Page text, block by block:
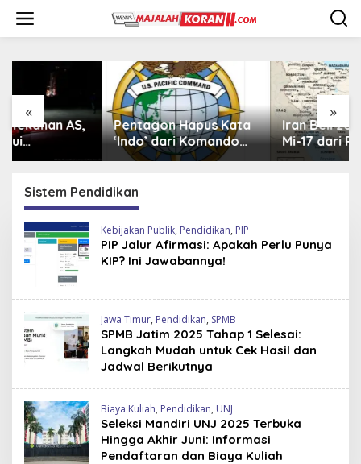
w
« »
Pentagon Hapus Kata
‘Indo’ dari Komando
Indo-Pasifik,
Iran Beli 20 Helikopter
Mi-17 dari Rusia,
Perkuat Armada Udara
Sistem Pendidikan
Kebijakan Publik, Pendidikan, PIP
PIP Jalur Afirmasi: Apakah Perlu Punya
KIP? Ini Jawabannya!
Jawa Timur, Pendidikan, SPMB
SPMB Jatim 2025 Tahap 1 Selesai:
Langkah Mudah untuk Cek Hasil dan
Jadwal Berikutnya
Biaya Kuliah, Pendidikan, UNJ
Seleksi Mandiri UNJ 2025 Terbuka
Hingga Akhir Juni: Informasi
Pendaftaran dan Biaya Kuliah